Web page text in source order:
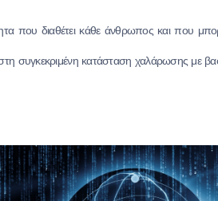
που διαθέτει κάθε άνθρωπος και που
συγκεκριμένη κατάσταση χαλάρωσης με